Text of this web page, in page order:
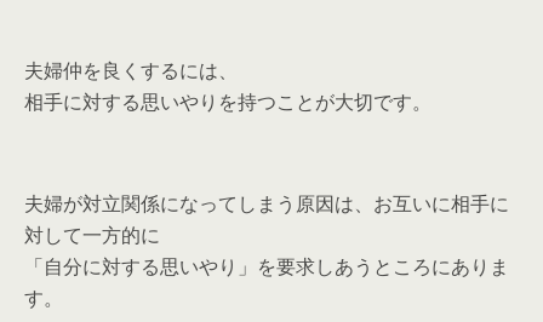
夫婦仲を良くするには、
相手に対する思いやりを持つことが大切です。
夫婦が対立関係になってしまう原因は、お互いに相手に
対して一方的に
「自分に対する思いやり」を要求しあうところにありま
す。